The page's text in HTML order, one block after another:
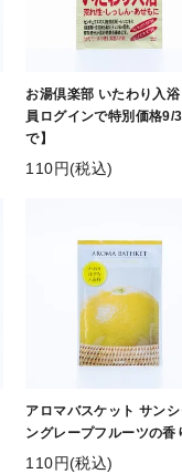
お湯倶楽部 いたわり入
員ログインで特別価格9/
で】
110円(税込)
アロマバスケット サンシ
ングレープフルーツの香
110円(税込)